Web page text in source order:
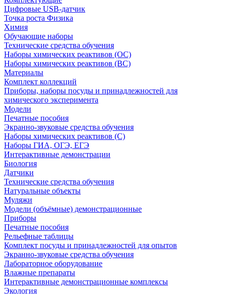
Цифровые USB-датчик
Точка роста Физика
Химия
Обучающие наборы
Технические средства обучения
Наборы химических реактивов (ОС)
Наборы химических реактивов (ВС)
Материалы
Комплект коллекций
Приборы, наборы посуды и принадлежностей для
химического эксперимента
Модели
Печатные пособия
Экранно-звуковые средства обучения
Наборы химических реактивов (С)
Наборы ГИА, ОГЭ, ЕГЭ
Интерактивные демонстрации
Биология
Датчики
Технические средства обучения
Натуральные объекты
Муляжи
Модели (объёмные) демонстрационные
Приборы
Печатные пособия
Рельефные таблицы
Комплект посуды и принадлежностей для опытов
Экранно-звуковые средства обучения
Лабораторное оборудование
Влажные препараты
Интерактивные демонстрационные комплексы
Экология